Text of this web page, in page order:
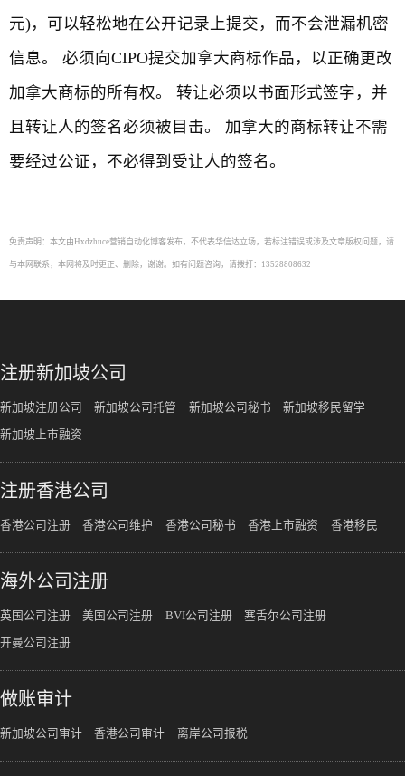
元)，可以轻松地在公开记录上提交，而不会泄漏机密
信息。 必须向CIPO提交加拿大商标作品，以正确更改
加拿大商标的所有权。 转让必须以书面形式签字，并
且转让人的签名必须被目击。 加拿大的商标转让不需
要经过公证，不必得到受让人的签名。
免责声明：本文由Hxdzhuce营销自动化博客发布，不代表华信达立场，若标注错误或涉及文章版权问题，请
与本网联系，本网将及时更正、删除，谢谢。如有问题咨询，请拨打：13528808632
注册新加坡公司
新加坡注册公司 新加坡公司托管 新加坡公司秘书 新加坡移民留学
新加坡上市融资
注册香港公司
香港公司注册 香港公司维护 香港公司秘书 香港上市融资 香港移民
海外公司注册
英国公司注册 美国公司注册 BVI公司注册 塞舌尔公司注册
开曼公司注册
做账审计
新加坡公司审计 香港公司审计 离岸公司报税